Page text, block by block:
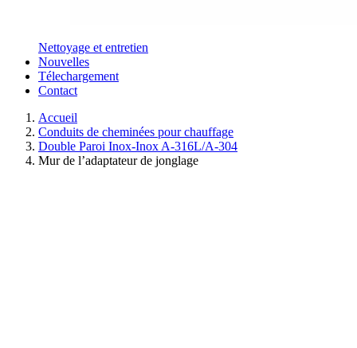
Nettoyage et entretien
Nouvelles
Télechargement
Contact
Accueil
Conduits de cheminées pour chauffage
Double Paroi Inox-Inox A-316L/A-304
Mur de l’adaptateur de jonglage